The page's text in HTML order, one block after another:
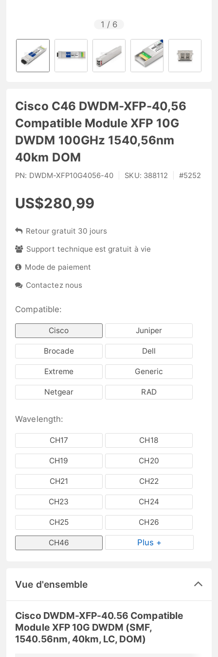
1 / 6
Cisco C46 DWDM-XFP-40,56
Compatible Module XFP 10G
DWDM 100GHz 1540,56nm
40km DOM
PN: DWDM-XFP10G4056-40 SKU: 388112 #5252
US$280,99
Retour gratuit 30 jours
Support technique est gratuit à vie
Mode de paiement
Contactez nous
Compatible:
Cisco Juniper
Brocade Dell
Extreme Generic
Netgear RAD
Wavelength:
CH17 CH18
CH19 CH20
CH21 CH22
CH23 CH24
CH25 CH26
CH46 Plus +
Vue d'ensemble
Cisco DWDM-XFP-40.56 Compatible
Module XFP 10G DWDM (SMF,
1540.56nm, 40km, LC, DOM)